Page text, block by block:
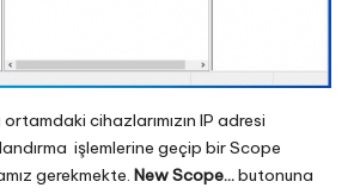
cihazlarımızın IP adresi
işlemlerine geçip bir Scope
gerekmekte. New Scope…butonuna